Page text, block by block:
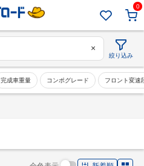
0
×
絞り込み
完成車重量 コンポグレード フロント変速